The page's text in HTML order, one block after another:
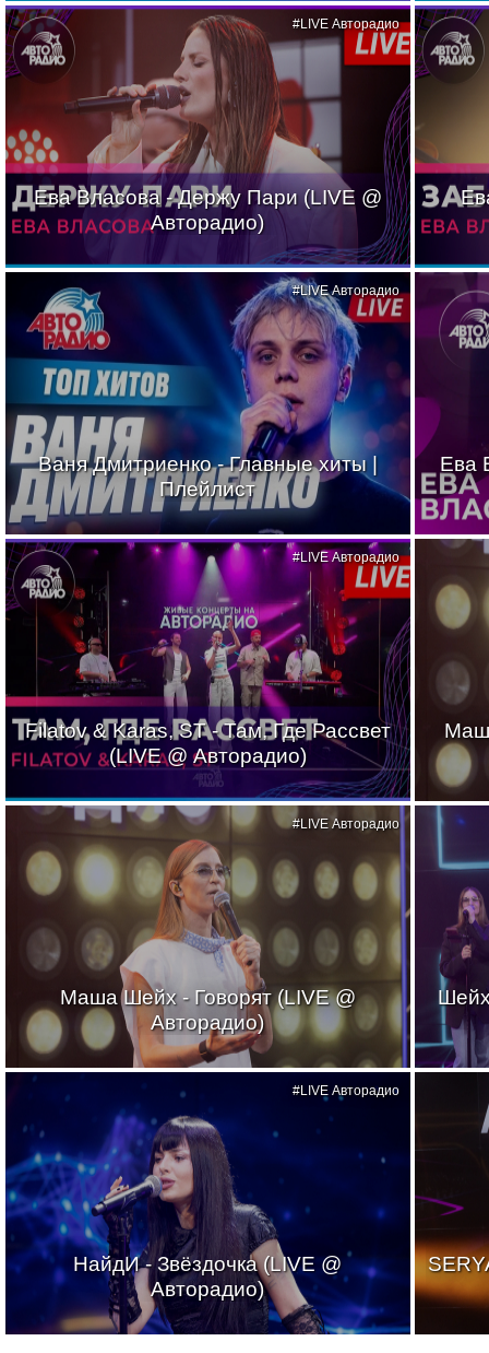
Ева Власова - Держу Пари (LIVE @
Авторадио)
#LIVE Авторадио
Ваня Дмитриенко - Главные хиты |
Плейлист
#LIVE Авторадио
Ева
Filatov & Karas, ST - Там, Где Рассвет
(LIVE @ Авторадио)
#LIVE Авторадио
Маша Шейх - Говорят (LIVE @
Авторадио)
#LIVE Авторадио
НайдИ - Звёздочка (LIVE @
Авторадио)
#LIVE Авторадио